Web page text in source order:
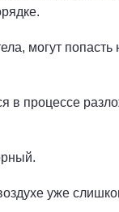
могут попасть
в процессе
уже